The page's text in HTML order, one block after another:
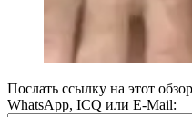
Послать ссылку на этот
WhatsApp, ICQ или E-Mail: